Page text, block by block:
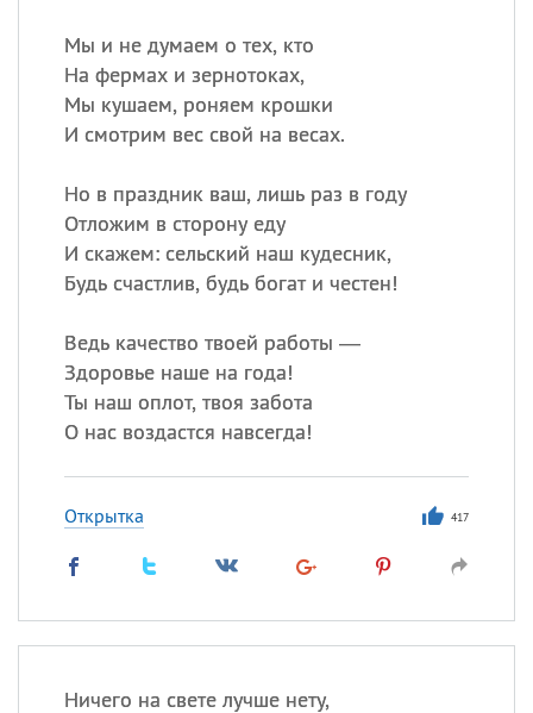
Мы и не думаем о тех, кто
На фермах и зернотоках,
Мы кушаем, роняем крошки
И смотрим вес свой на весах.
Но в праздник ваш, лишь раз в году
Отложим в сторону еду
И скажем: сельский наш кудесник,
Будь счастлив, будь богат и честен!
Ведь качество твоей работы —
Здоровье наше на года!
Ты наш оплот, твоя забота
О нас воздастся навсегда!
Открытка 417
Ничего на свете лучше нету,